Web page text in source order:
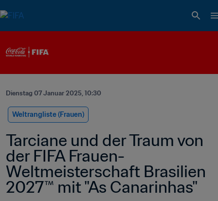
Dienstag 07 Januar 2025, 10:30
Weltrangliste (Frauen)
Tarciane und der Traum von
der FIFA Frauen-
Weltmeisterschaft Brasilien
2027™ mit "As Canarinhas"